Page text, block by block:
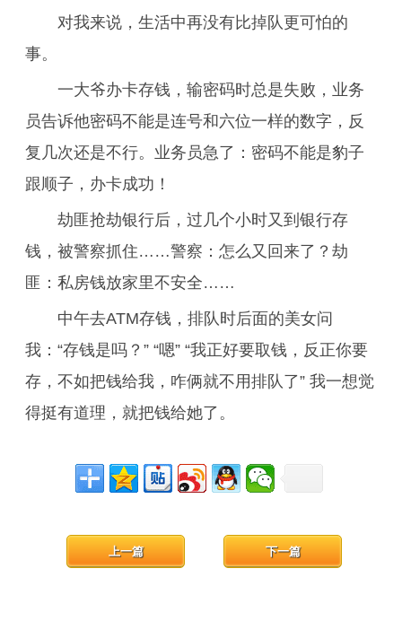
对我来说，生活中再没有比掉队更可怕的
事。
一大爷办卡存钱，输密码时总是失败，业务
员告诉他密码不能是连号和六位一样的数字，反
复几次还是不行。业务员急了：密码不能是豹子
跟顺子，办卡成功！
劫匪抢劫银行后，过几个小时又到银行存
钱，被警察抓住……警察：怎么又回来了？劫
匪：私房钱放家里不安全……
中午去ATM存钱，排队时后面的美女问
我：“存钱是吗？” “嗯” “我正好要取钱，反正你要
存，不如把钱给我，咋俩就不用排队了” 我一想觉
得挺有道理，就把钱给她了。
下一篇
上一篇